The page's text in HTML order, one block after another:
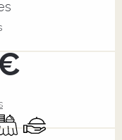
acceptés
Traiteur